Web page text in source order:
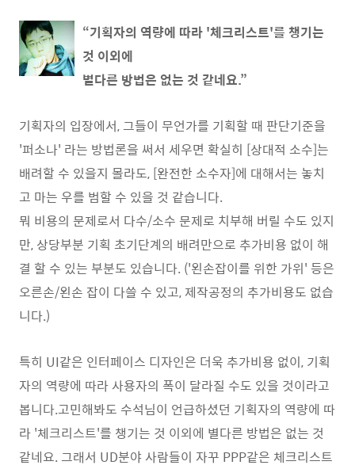
“기획자의 역량에 따라 '체크리스트'를 챙기는
것 이외에
별다른 방법은 없는 것 같네요.”
기획자의 입장에서, 그들이 무언가를 기획할 때 판단기준을
'퍼소나' 라는 방법론을 써서 세우면 확실히 [상대적 소수]는
배려할 수 있을지 몰라도, [완전한 소수자]에 대해서는 놓치
고 마는 우를 범할 수 있을 것 같습니다.
뭐 비용의 문제로서 다수/소수 문제로 치부해 버릴 수도 있지
만, 상당부분 기획 초기단계의 배려만으로 추가비용 없이 해
결 할 수 있는 부분도 있습니다. ('왼손잡이를 위한 가위' 등은
오른손/왼손 잡이 다쓸 수 있고, 제작공정의 추가비용도 없습
니다.)
특히 UI같은 인터페이스 디자인은 더욱 추가비용 없이, 기획
자의 역량에 따라 사용자의 폭이 달라질 수도 있을 것이라고
봅니다.고민해봐도 수석님이 언급하셨던 기획자의 역량에 따
라 '체크리스트'를 챙기는 것 이외에 별다른 방법은 없는 것
같네요. 그래서 UD분야 사람들이 자꾸 PPP같은 체크리스트